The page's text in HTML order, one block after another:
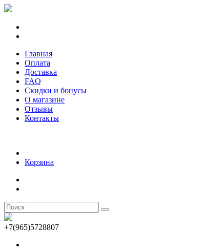
Главная
Оплата
Доставка
FAQ
Скидки и бонусы
О магазине
Отзывы
Контакты
Корзина
+7(965)5728807